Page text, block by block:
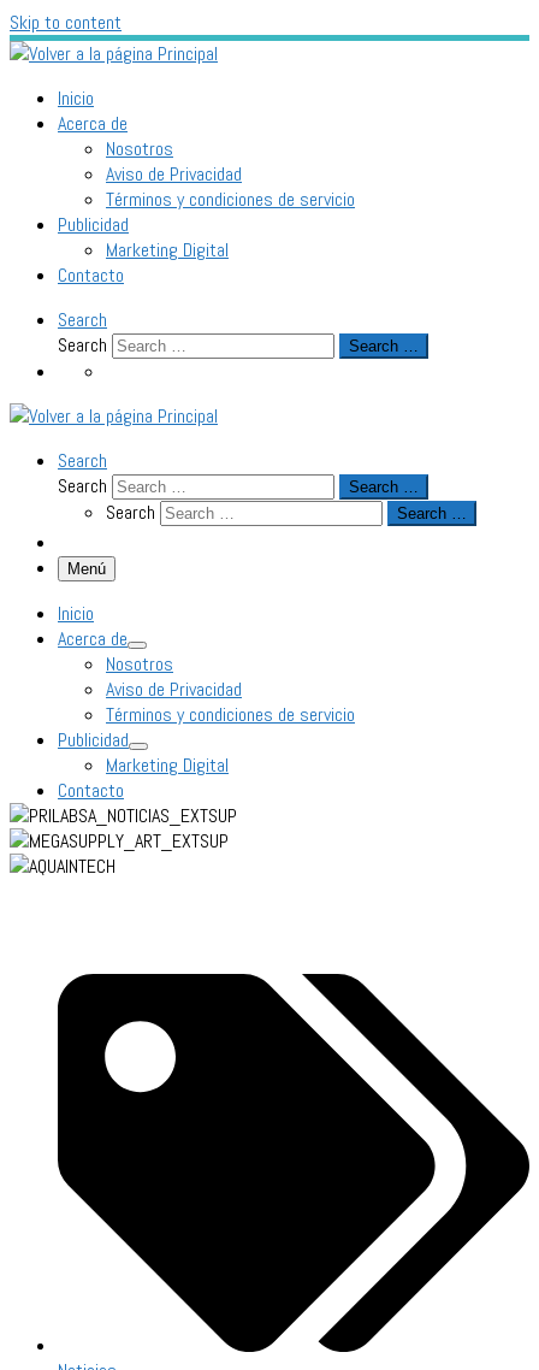
Skip to content
Inicio
Acerca de
Nosotros
Aviso de Privacidad
Términos y condiciones de servicio
Publicidad
Marketing Digital
Contacto
Search
Search
Search …
Search
Search
Search …
Search Search …
Menú
Inicio
Acerca de
Nosotros
Aviso de Privacidad
Términos y condiciones de servicio
Publicidad
Marketing Digital
Contacto